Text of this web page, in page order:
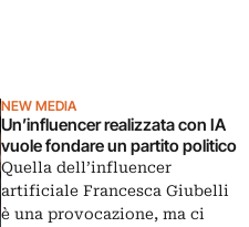
NEW MEDIA
Un’influencer realizzata con IA
vuole fondare un partito politico
Quella dell’influencer
artificiale Francesca Giubelli
è una provocazione, ma ci